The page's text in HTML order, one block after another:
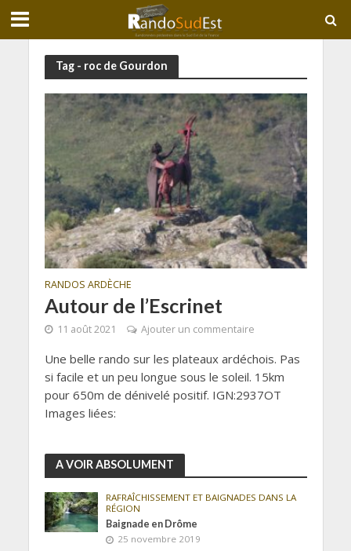
Tag - roc de Gourdon
RANDOS ARDÈCHE
Autour de l’Escrinet
11 août 2021 Ajouter un commentaire
Une belle rando sur les plateaux ardéchois. Pas
si facile et un peu longue sous le soleil. 15km
pour 650m de dénivelé positif. IGN:2937OT
Images liées:
A VOIR ABSOLUMENT
RAFRAÎCHISSEMENT ET BAIGNADES DANS LA
RÉGION
Baignade en Drôme
25 novembre 2019